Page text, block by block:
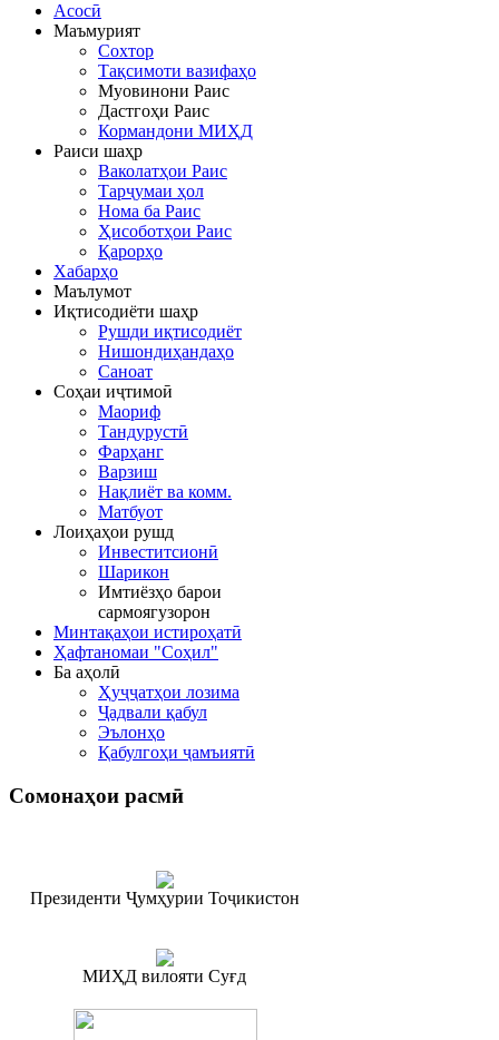
Асосӣ
Маъмурият
Сохтор
Тақсимоти вазифаҳо
Муовинони Раис
Дастгоҳи Раис
Кормандони МИҲД
Раиси шаҳр
Ваколатҳои Раис
Тарҷумаи ҳол
Нома ба Раис
Ҳисоботҳои Раис
Қарорҳо
Хабарҳо
Маълумот
Иқтисодиёти шаҳр
Рушди иқтисодиёт
Нишондиҳандаҳо
Саноат
Соҳаи иҷтимоӣ
Маориф
Тандурустӣ
Фарҳанг
Варзиш
Нақлиёт ва комм.
Матбуот
Лоиҳаҳои рушд
Инвеститсионӣ
Шарикон
Имтиёзҳо барои
сармоягузорон
Минтақаҳои истироҳатӣ
Ҳафтаномаи "Соҳил"
Ба аҳолӣ
Ҳуҷҷатҳои лозима
Ҷадвали қабул
Эълонҳо
Қабулгоҳи ҷамъиятӣ
Сомонаҳои расмӣ
Президенти Ҷумҳурии Тоҷикистон
МИҲД вилояти Суғд